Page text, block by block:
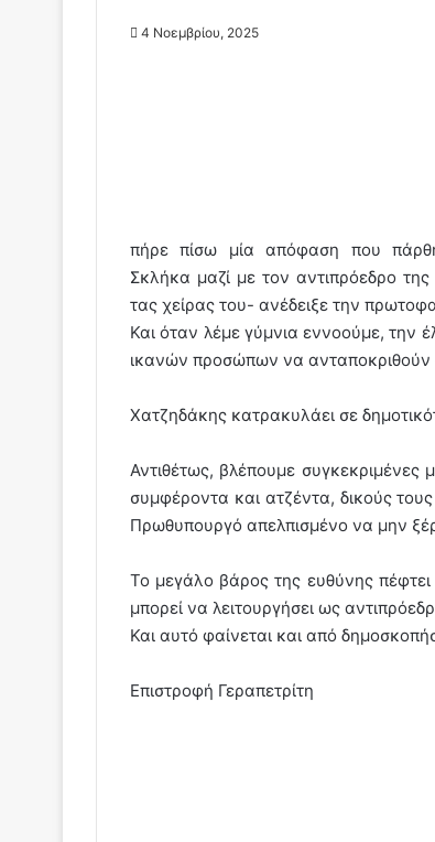
4 Νοεμβρίου, 2025
πήρε πίσω μία απόφαση που
Σκλήκα μαζί με τον αντιπρόεδρο
τας χείρας του- ανέδειξε την
Και όταν λέμε γύμνια εννοούμε, την
ικανών προσώπων να
Χατζηδάκης κατρακυλάει σε
Αντιθέτως, βλέπουμε
συμφέροντα και ατζέντα, δικούς
Πρωθυπουργό απελπισμένο να μην
Το μεγάλο βάρος της ευθύνης
μπορεί να λειτουργήσει ως
Και αυτό φαίνεται και από
Επιστροφή Γεραπετρίτη